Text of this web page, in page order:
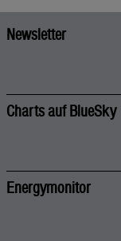
Newsletter
Charts auf BlueSky
Energymonitor